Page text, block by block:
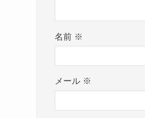
名前 ※
メール ※